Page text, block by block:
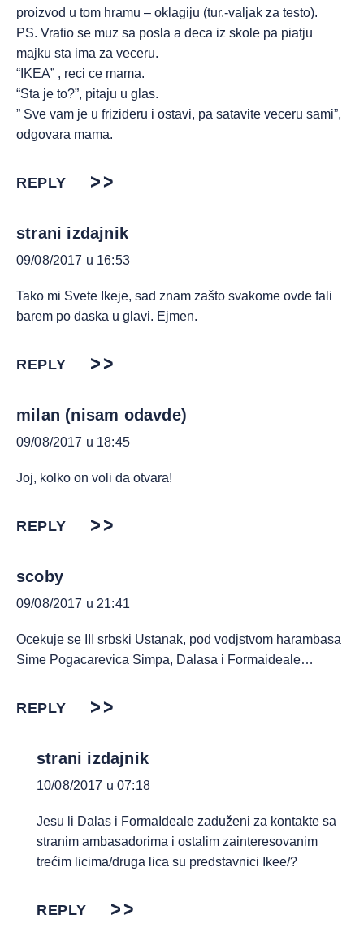
proizvod u tom hramu – oklagiju (tur.-valjak za testo).
PS. Vratio se muz sa posla a deca iz skole pa piatju
majku sta ima za veceru.
“IKEA” , reci ce mama.
“Sta je to?”, pitaju u glas.
” Sve vam je u frizideru i ostavi, pa satavite veceru sami”,
odgovara mama.
REPLY
strani izdajnik
09/08/2017 u 16:53
Tako mi Svete Ikeje, sad znam zašto svakome ovde fali
barem po daska u glavi. Ejmen.
REPLY
milan (nisam odavde)
09/08/2017 u 18:45
Joj, kolko on voli da otvara!
REPLY
scoby
09/08/2017 u 21:41
Ocekuje se III srbski Ustanak, pod vodjstvom harambasa
Sime Pogacarevica Simpa, Dalasa i Formaideale…
REPLY
strani izdajnik
10/08/2017 u 07:18
Jesu li Dalas i FormaIdeale zaduženi za kontakte sa
stranim ambasadorima i ostalim zainteresovanim
trećim licima/druga lica su predstavnici Ikee/?
REPLY